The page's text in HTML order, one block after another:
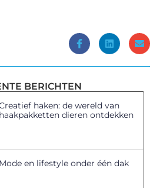
BERICHTEN
haken: de wereld van
haakpakketten dieren ontdekken
Mode en lifestyle onder één dak